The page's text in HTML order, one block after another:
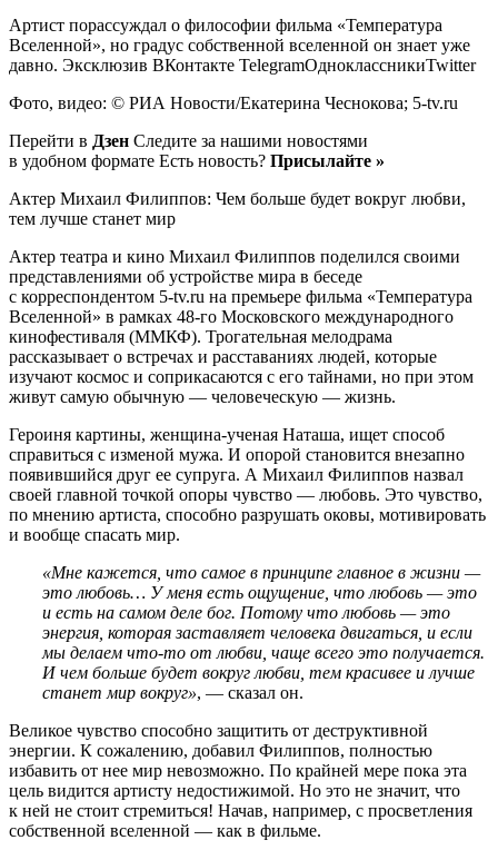
Артист порассуждал о философии фильма «Температура
Вселенной», но градус собственной вселенной он знает уже
давно. Эксклюзив ВКонтакте TelegramОдноклассникиTwitter
Фото, видео: © РИА Новости/Екатерина Чеснокова; 5-tv.ru
Перейти в Дзен Следите за нашими новостями
в удобном формате Есть новость? Присылайте »
Актер Михаил Филиппов: Чем больше будет вокруг любви,
тем лучше станет мир
Актер театра и кино Михаил Филиппов поделился своими
представлениями об устройстве мира в беседе
с корреспондентом 5-tv.ru на премьере фильма «Температура
Вселенной» в рамках 48-го Московского международного
кинофестиваля (ММКФ). Трогательная мелодрама
рассказывает о встречах и расставаниях людей, которые
изучают космос и соприкасаются с его тайнами, но при этом
живут самую обычную — человеческую — жизнь.
Героиня картины, женщина-ученая Наташа, ищет способ
справиться с изменой мужа. И опорой становится внезапно
появившийся друг ее супруга. А Михаил Филиппов назвал
своей главной точкой опоры чувство — любовь. Это чувство,
по мнению артиста, способно разрушать оковы, мотивировать
и вообще спасать мир.
«Мне кажется, что самое в принципе главное в жизни —
это любовь… У меня есть ощущение, что любовь — это
и есть на самом деле бог. Потому что любовь — это
энергия, которая заставляет человека двигаться, и если
мы делаем что-то от любви, чаще всего это получается.
И чем больше будет вокруг любви, тем красивее и лучше
станет мир вокруг», — сказал он.
Великое чувство способно защитить от деструктивной
энергии. К сожалению, добавил Филиппов, полностью
избавить от нее мир невозможно. По крайней мере пока эта
цель видится артисту недостижимой. Но это не значит, что
к ней не стоит стремиться! Начав, например, с просветления
собственной вселенной — как в фильме.